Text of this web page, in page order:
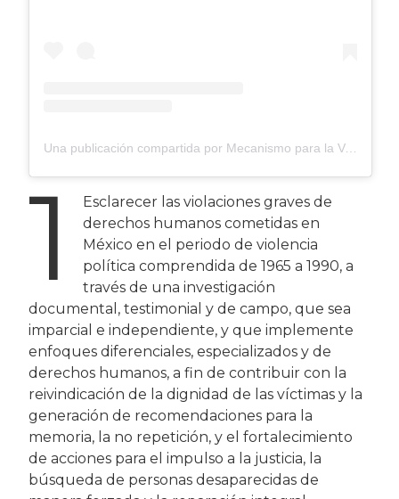
Una publicación compartida por Mecanismo para la Verdad y el Esclarecimiento Histórico (@mehistoricomx)
1
Esclarecer las violaciones graves de
derechos humanos cometidas en
México en el periodo de violencia
política comprendida de 1965 a 1990, a
través de una investigación
documental, testimonial y de campo, que sea
imparcial e independiente, y que implemente
enfoques diferenciales, especializados y de
derechos humanos, a fin de contribuir con la
reivindicación de la dignidad de las víctimas y la
generación de recomendaciones para la
memoria, la no repetición, y el fortalecimiento
de acciones para el impulso a la justicia, la
búsqueda de personas desaparecidas de